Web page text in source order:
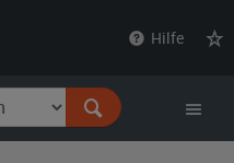
Hilfe